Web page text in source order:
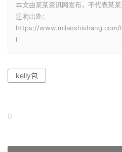
本文由某某资讯网发布，不代表某
注明出处：
https://
l
kelly包
0